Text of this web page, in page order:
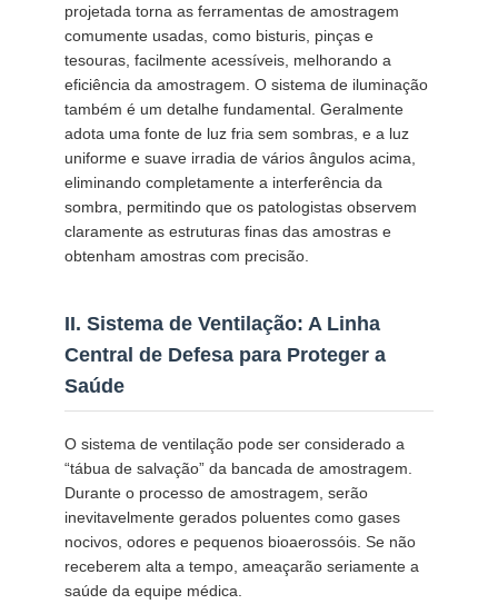
projetada torna as ferramentas de amostragem
comumente usadas, como bisturis, pinças e
tesouras, facilmente acessíveis, melhorando a
eficiência da amostragem. O sistema de iluminação
também é um detalhe fundamental. Geralmente
adota uma fonte de luz fria sem sombras, e a luz
uniforme e suave irradia de vários ângulos acima,
eliminando completamente a interferência da
sombra, permitindo que os patologistas observem
claramente as estruturas finas das amostras e
obtenham amostras com precisão.
II. Sistema de Ventilação: A Linha
Central de Defesa para Proteger a
Saúde
O sistema de ventilação pode ser considerado a
“tábua de salvação” da bancada de amostragem.
Durante o processo de amostragem, serão
inevitavelmente gerados poluentes como gases
nocivos, odores e pequenos bioaerossóis. Se não
receberem alta a tempo, ameaçarão seriamente a
saúde da equipe médica.